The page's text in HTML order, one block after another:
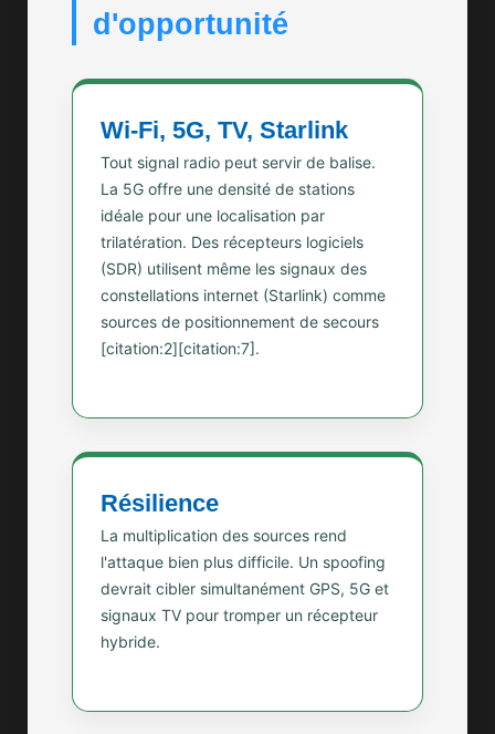
d'opportunité
Wi-Fi, 5G, TV, Starlink
Tout signal radio peut servir de balise.
La 5G offre une densité de stations
idéale pour une localisation par
trilatération. Des récepteurs logiciels
(SDR) utilisent même les signaux des
constellations internet (Starlink) comme
sources de positionnement de secours
[citation:2][citation:7].
Résilience
La multiplication des sources rend
l'attaque bien plus difficile. Un spoofing
devrait cibler simultanément GPS, 5G et
signaux TV pour tromper un récepteur
hybride.